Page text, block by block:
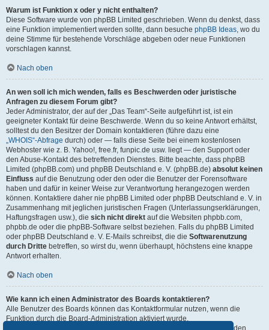
Warum ist Funktion x oder y nicht enthalten?
Diese Software wurde von phpBB Limited geschrieben. Wenn du denkst, dass
eine Funktion implementiert werden sollte, dann besuche phpBB Ideas, wo du
deine Stimme für bestehende Vorschläge abgeben oder neue Funktionen
vorschlagen kannst.
Nach oben
An wen soll ich mich wenden, falls es Beschwerden oder juristische
Anfragen zu diesem Forum gibt?
Jeder Administrator, der auf der „Das Team“-Seite aufgeführt ist, ist ein
geeigneter Kontakt für deine Beschwerde. Wenn du so keine Antwort erhältst,
solltest du den Besitzer der Domain kontaktieren (führe dazu eine
„WHOIS“-Abfrage durch) oder — falls diese Seite bei einem kostenlosen
Webhoster wie z. B. Yahoo!, free.fr, funpic.de usw. liegt — den Support oder
den Abuse-Kontakt des betreffenden Dienstes. Bitte beachte, dass phpBB
Limited (phpBB.com) und phpBB Deutschland e. V. (phpBB.de) absolut keinen
Einfluss auf die Benutzung oder den oder die Benutzer der Forensoftware
haben und dafür in keiner Weise zur Verantwortung herangezogen werden
können. Kontaktiere daher nie phpBB Limited oder phpBB Deutschland e. V. in
Zusammenhang mit jeglichen juristischen Fragen (Unterlassungserklärungen,
Haftungsfragen usw.), die sich nicht direkt auf die Websiten phpbb.com,
phpbb.de oder die phpBB-Software selbst beziehen. Falls du phpBB Limited
oder phpBB Deutschland e. V. E-Mails schreibst, die die Softwarenutzung
durch Dritte betreffen, so wirst du, wenn überhaupt, höchstens eine knappe
Antwort erhalten.
Nach oben
Wie kann ich einen Administrator des Boards kontaktieren?
Alle Benutzer des Boards können das Kontaktformular nutzen, wenn die
Funktion durch die Board-Administration aktiviert wurde.
Mitglieder des Boards können zusätzlich den Link „Das Team“ verwenden.